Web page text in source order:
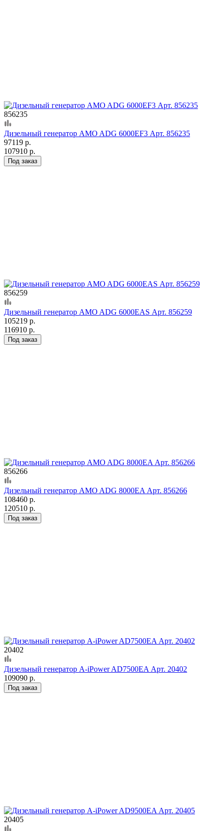
856235
Дизельный генератор AMO ADG 6000EF3 Арт. 856235
97119 р.
107910 р.
Под заказ
856259
Дизельный генератор AMO ADG 6000EAS Арт. 856259
105219 р.
116910 р.
Под заказ
856266
Дизельный генератор AMO ADG 8000EA Арт. 856266
108460 р.
120510 р.
Под заказ
20402
Дизельный генератор A-iPower AD7500EA Арт. 20402
109090 р.
Под заказ
20405